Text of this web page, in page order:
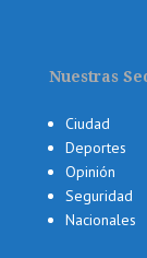
Nuestras
Ciudad
Deportes
Opinión
Seguridad
Nacionales